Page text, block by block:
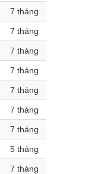
7 tháng
7 tháng
7 tháng
7 tháng
7 tháng
7 tháng
7 tháng
5 tháng
7 tháng